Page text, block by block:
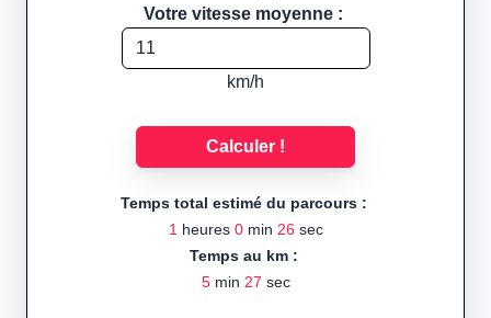
Votre vitesse moyenne :
km/h
Calculer !
Temps total estimé du parcours :
1heures 0min 26 sec
Temps au km :
5min 27 sec